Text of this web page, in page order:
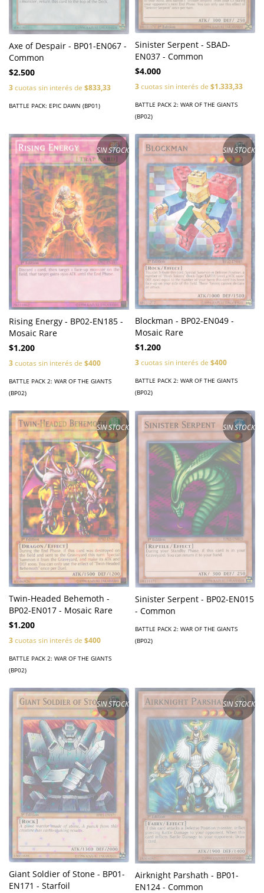
Axe of Despair - BP01-EN067 -
Common
$2.500
3cuotas sin interés de $833,33
BATTLE PACK: EPIC DAWN (BP01)
Sinister Serpent - SBAD-
EN037 - Common
$4.000
3cuotas sin interés de $1.333,33
BATTLE PACK 2: WAR OF THE GIANTS
(BP02)
SIN STOCK
Rising Energy - BP02-EN185 -
Mosaic Rare
$1.200
3cuotas sin interés de $400
BATTLE PACK 2: WAR OF THE GIANTS
(BP02)
SIN STOCK
Blockman - BP02-EN049 -
Mosaic Rare
$1.200
3cuotas sin interés de $400
BATTLE PACK 2: WAR OF THE GIANTS
(BP02)
SIN STOCK
Twin-Headed Behemoth -
BP02-EN017 - Mosaic Rare
$1.200
3cuotas sin interés de $400
BATTLE PACK 2: WAR OF THE GIANTS
(BP02)
SIN STOCK
Sinister Serpent - BP02-EN015
- Common
BATTLE PACK 2: WAR OF THE GIANTS
(BP02)
SIN STOCK
Giant Soldier of Stone - BP01-
EN171 - Starfoil
SIN STOCK
Airknight Parshath - BP01-
EN124 - Common